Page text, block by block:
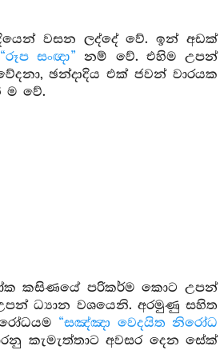
වසන ලද්දේ වේ. ඉන් අඩක්
“රූප සංඥා” නම් වේ. එහිම උපන්
ඡන්දාදිය එක් ජවන් වාරයක
ම වේ.
කසිණයේ පරිකර්ම කොට උපන්
ධ්‍යාන වශයෙනි. අරමුණු සහිත
“සඤ්ඤා වෙදයිත නිරෝධ
කැමැත්තාට අවසර දෙන සේක්